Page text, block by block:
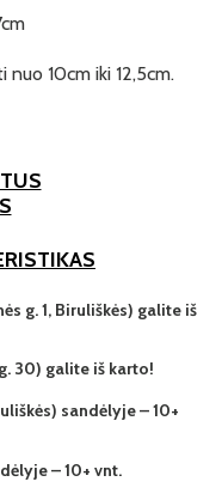
10cm iki 12,5cm.
g. 1, Biruliškės) galite iš
30) galite iš karto!
sandėlyje – 10+
– 10+ vnt.